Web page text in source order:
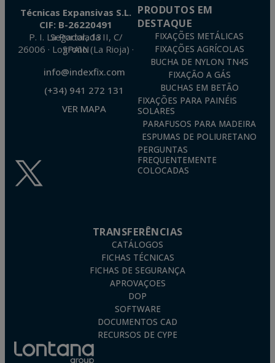
Técnicas Expansivas S.L.
CIF: B-26220491
P. I. La Portalada II, C/ Segador, 13
26006 · Logroño (La Rioja) · SPAIN
info@indexfix.com
(+34) 941 272 131
VER MAPA
PRODUTOS EM
DESTAQUE
FIXAÇÕES METÁLICAS
FIXAÇÕES AGRÍCOLAS
BUCHA DE NYLON TN4S
FIXAÇÃO A GÁS
BUCHAS EM BETÃO
FIXAÇÕES PARA PAINÉIS
SOLARES
PARAFUSOS PARA MADEIRA
ESPUMAS DE POLIURETANO
PERGUNTAS
FREQUENTEMENTE
COLOCADAS
TRANSFERÊNCIAS
CATÁLOGOS
FICHAS TÉCNICAS
FICHAS DE SEGURANÇA
APROVAÇOES
DOP
SOFTWARE
DOCUMENTOS CAD
RECURSOS DE CYPE